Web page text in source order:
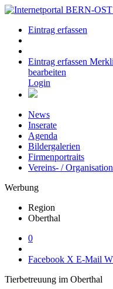
Eintrag erfassen
Eintrag erfassen
bearbeiten
Login
News
Inserate
Agenda
Bildergalerien
Firmenportraits
Vereins- /
Werbung
Region
Oberthal
0
Facebook X E-Mail
Tierbetreuung im Oberthal